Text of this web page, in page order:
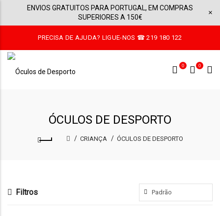
ENVIOS GRATUITOS PARA PORTUGAL, EM COMPRAS
SUPERIORES A 150€
×
PRECISA DE AJUDA? LIGUE-NOS ☎ 219 180 122
0 0
ÓCULOS DE DESPORTO
CRIANÇA ÓCULOS DE DESPORTO
Filtros